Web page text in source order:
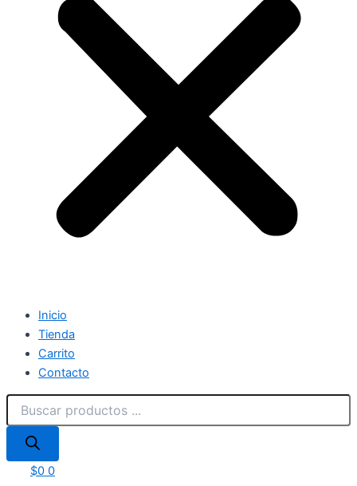
Inicio
Tienda
Carrito
Contacto
$0 0